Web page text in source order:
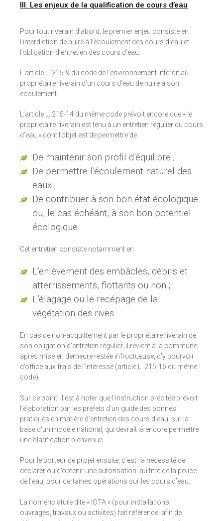
III. Les enjeux de la qualification de cours d’eau
Pour tout riverain d’abord, le premier enjeu consiste en
l’interdiction de nuire à l’écoulement des cours d’eau et
l’obligation d’entretien des cours d’eau.
L’article L. 215-9 du code de l’environnement interdit au
propriétaire riverain d’un cours d’eau de nuire à son
écoulement.
L’article L. 215-14 du même code prévoit encore que « le
propriétaire riverain est tenu à un entretien régulier du cours
d’eau » dont l’objet est de permettre de :
De maintenir son profil d’équilibre ;
De permettre l’écoulement naturel des
eaux ;
De contribuer à son bon état écologique
ou, le cas échéant, à son bon potentiel
écologique.
Cet entretien consiste notamment en :
L’enlèvement des embâcles, débris et
atterrissements, flottants ou non ;
L’élagage ou le recépage de la
végétation des rives.
En cas de non-acquittement par le propriétaire riverain de
son obligation d’entretien régulier, il revient à la commune,
après mise en demeure restée infructueuse, d’y pourvoir
d’office aux frais de l’intéressé (article L. 215-16 du même
code).
Sur ce point, il est à noter que l’instruction précitée prévoit
l’élaboration par les préfets d’un guide des bonnes
pratiques en matière d’entretien des cours d’eau, sur la
base d’un modèle national, qui devrait là encore permettre
une clarification bienvenue.
Pour le porteur de projet ensuite, c’est la nécessité de
déclarer ou d’obtenir une autorisation, au titre de la police
de l’eau, pour certaines opérations sur les cours d’eau.
La nomenclature dite « IOTA » (pour installations,
ouvrages, travaux ou activités) fait référence, afin de